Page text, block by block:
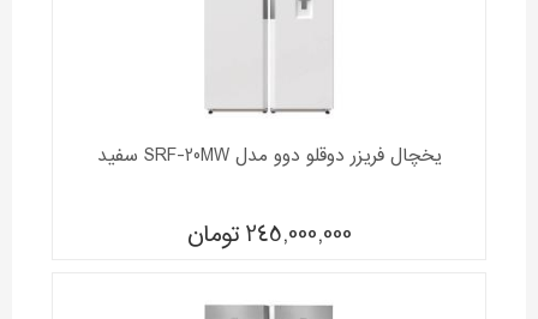
یخچال فریزر دوقلو دوو مدل SRF-20MW سفید
245,000,000 تومان